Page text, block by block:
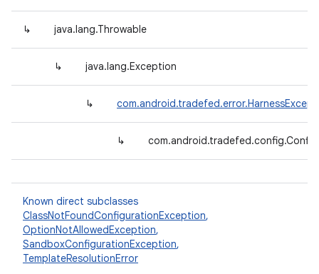
↳ java.lang.Throwable
↳ java.lang.Exception
↳
↳
Known direct subclasses
ClassNotFoundConfigurationException,
OptionNotAllowedException,
SandboxConfigurationException,
TemplateResolutionError